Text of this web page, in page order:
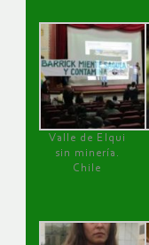
Valle de Elqui
sin minería.
Chile